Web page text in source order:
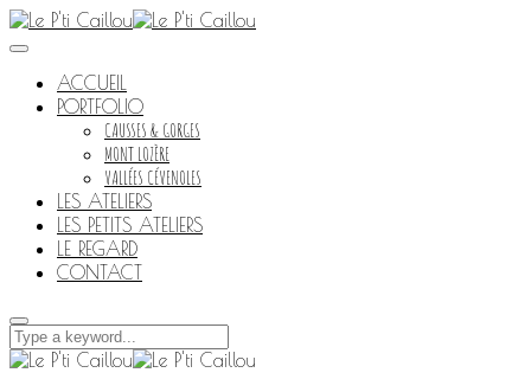
ACCUEIL
PORTFOLIO
CAUSSES & GORGES
MONT LOZÈRE
VALLÉES CÉVENOLES
LES ATELIERS
LES PETITS ATELIERS
LE REGARD
CONTACT